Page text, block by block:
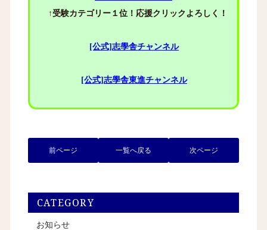
↑受験カテゴリー１位！応援クリックよろしく！
[公式]志學舎チャンネル
[公式]志學舎東進チャンネル
前ページ 一覧へ戻る 次ページ
CATEGORY
お知らせ